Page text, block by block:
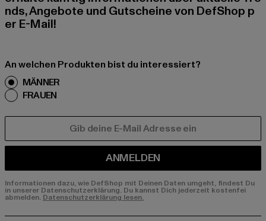
nds, Angebote und Gutscheine von DefShop p
er E-Mail!
An welchen Produkten bist du interessiert?
MÄNNER
FRAUEN
ANMELDEN
Informationen dazu, wie DefShop mit Deinen Daten umgeht, findest Du
in unserer Datenschutzerklärung. Du kannst Dich jederzeit kostenfei
abmelden. Datenschutzerklärung lesen.